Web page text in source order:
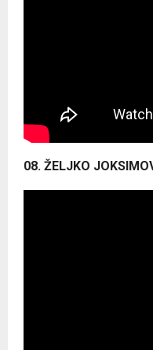
08. ŽELJKO